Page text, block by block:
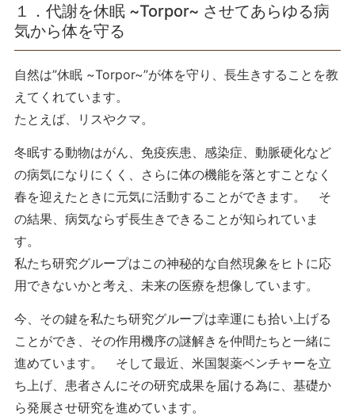
１．代謝を休眠 ~Torpor~ させてあらゆる病
気から体を守る
自然は”休眠 ~Torpor~”が体を守り、長生きすることを教
えてくれています。
たとえば、リスやクマ。
冬眠する動物はがん、免疫疾患、感染症、動脈硬化など
の病気になりにくく、さらに体の機能を落とすことなく
春を迎えたときに元気に活動することができます。 そ
の結果、病気ならず長生きできることが知られていま
す。
私たち研究グループはこの神秘的な自然現象をヒトに応
用できないかと考え、未来の医療を想像しています。
今、その鍵を私たち研究グループは幸運にも拾い上げる
ことができ、その作用機序の謎解きを仲間たちと一緒に
進めています。 そして最近、米国製薬ベンチャーを立
ち上げ、患者さんにその研究成果を届ける為に、基礎か
ら発展させ研究を進めています。